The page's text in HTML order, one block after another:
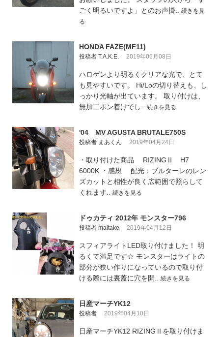
ごく明るいですよ」とのお声掛.. 続きを見
る
HONDA FAZE(MF11)
投稿者 T.A.K.E. 2019年06月08日
ハロゲンより明るくクリアな光で、とて
も見やすいです。 Hi/Loの切り替えも、し
っかり光軸が出ています。 取り付けは、
無加工ポン着けでし.. 続きを見る
'04 MV AGUSTA BRUTALE750S
投稿者 まあくん 2019年04月24日
・取り付けた商品 RIZINGⅡ H7
6000K ・感想 配光：ブルターレのレン
ズカットと相性が良く広範囲で照らして
くれます.. 続きを見る
ドゥカティ 2012年 モンスター796
投稿者 maitake 2019年04月12日
スフィアライトLED取り付けました！ 明
るくて満足です☆ モンスターはライトの
部分が狭い作りになっているので取り付
ける際には裏蓋に穴を開.. 続きを見る
日産マーチYK12
投稿者 2019年04月10日
日産マーチYK12 RIZINGⅡを取り付けま